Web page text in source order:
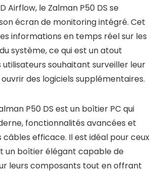
Airflow, le Zalman P50 DS se
écran de monitoring intégré. Cet
informations en temps réel sur les
système, ce qui est un atout
utilisateurs souhaitant surveiller leur
ouvrir des logiciels supplémentaires.
P50 DS est un boîtier PC qui
fonctionnalités avancées et
câbles efficace. Il est idéal pour ceux
un boîtier élégant capable de
leurs composants tout en offrant